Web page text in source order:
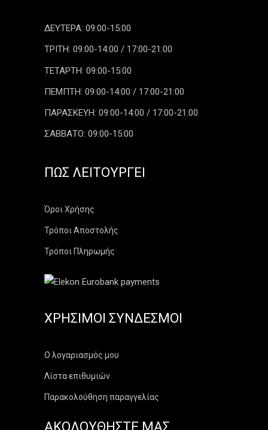
ΔΕΥΤΕΡΑ: 09:00-15:00
ΤΡΙΤΗ: 09:00-14:00 / 17:00-21:00
ΤΕΤΑΡΤΗ: 09:00-15:00
ΠΕΜΠΤΗ: 09:00-14:00 / 17:00-21:00
ΠΑΡΑΣΚΕΥΗ: 09:00-14:00 / 17:00-21:00
ΣΑΒΒΑΤΟ: 09:00-15:00
ΠΏΣ ΛΕΙΤΟΥΡΓΕΊ
Όροι Χρήσης
Τρόποι Αποστολής
Τρόποι Πληρωμής
ΧΡΉΣΙΜΟΙ ΣΎΝΔΕΣΜΟΙ
Ο λογαριασμός μου
Λίστα επιθυμιών
Παρακολούθηση παραγγελίας
ΑΚΟΛΟΥΘΗΣΤΕ ΜΑΣ